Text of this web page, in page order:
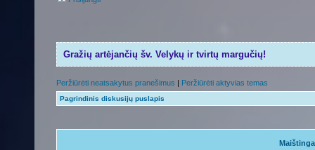
Gražių artėjančių šv. Velykų ir tvirtų margučių!
Peržiūrėti neatsakytus pranešimus | Peržiūrėti aktyvias temas
Pagrindinis diskusijų puslapis